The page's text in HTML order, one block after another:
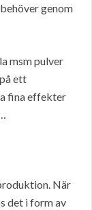
genom
msm pulver
ett
fina effekter
När
det i form av